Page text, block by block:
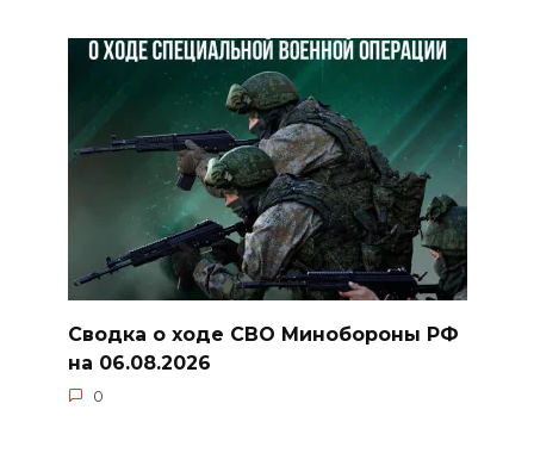
Сводка о ходе СВО Минобороны РФ
на 06.08.2026
0